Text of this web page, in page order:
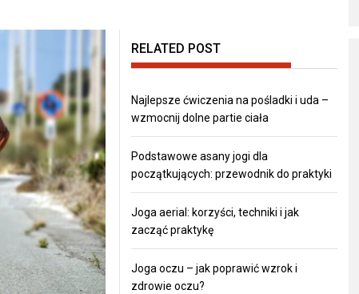
RELATED POST
Najlepsze ćwiczenia na pośladki i uda –
wzmocnij dolne partie ciała
Podstawowe asany jogi dla
początkujących: przewodnik do praktyki
Joga aerial: korzyści, techniki i jak
zacząć praktykę
Joga oczu – jak poprawić wzrok i
zdrowie oczu?